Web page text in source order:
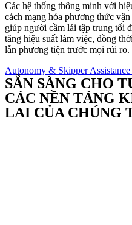
Các hệ thống thông minh với
cách mạng hóa phương thức
giúp người cầm lái tập trung tối
tăng hiệu suất làm việc, đồng
lẫn phương tiện trước mọi rủi ro.
Autonomy & Skipper
SẴN SÀNG CHO
CÁC NỀN TẢNG
LAI CỦA CHÚNG